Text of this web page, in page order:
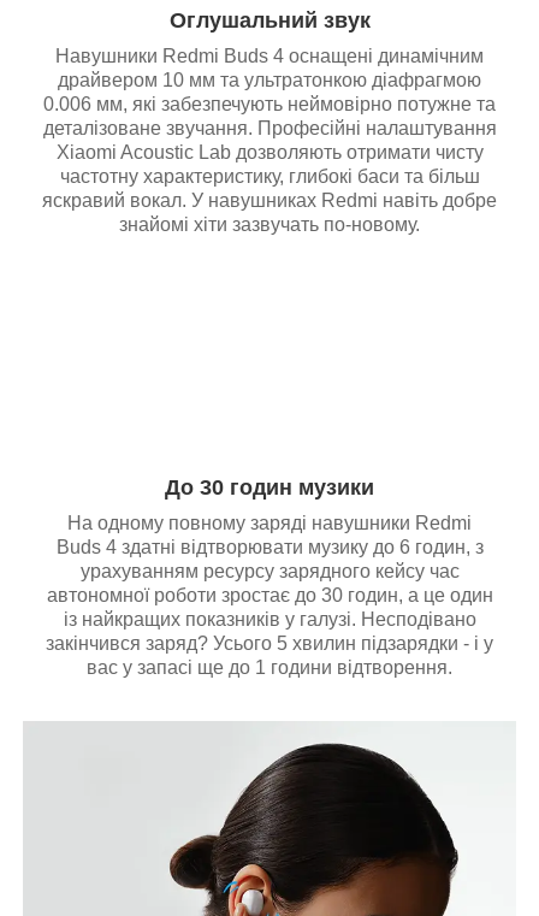
Оглушальний звук
Навушники Redmi Buds 4 оснащені динамічним
драйвером 10 мм та ультратонкою діафрагмою
0.006 мм, які забезпечують неймовірно потужне та
деталізоване звучання. Професійні налаштування
Xiaomi Acoustic Lab дозволяють отримати чисту
частотну характеристику, глибокі баси та більш
яскравий вокал. У навушниках Redmi навіть добре
знайомі хіти зазвучать по-новому.
До 30 годин музики
На одному повному заряді навушники Redmi
Buds 4 здатні відтворювати музику до 6 годин, з
урахуванням ресурсу зарядного кейсу час
автономної роботи зростає до 30 годин, а це один
із найкращих показників у галузі. Несподівано
закінчився заряд? Усього 5 хвилин підзарядки - і у
вас у запасі ще до 1 години відтворення.